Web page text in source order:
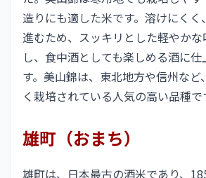
造りにも適した米です。溶けにくく
進むため、スッキリとした軽やか
し、食中酒としても楽しめる酒に
す。美山錦は、東北地方や信州な
く栽培されている人気の高い品種で
雄町（おまち）
雄町は、日本最古の酒米であり、